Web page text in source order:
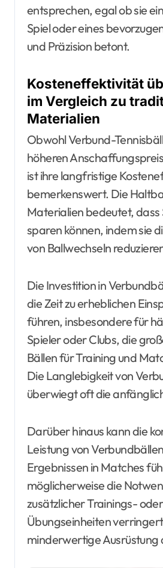
entsprechen, egal ob sie
Spiel oder eines
und Präzision betont.
Kosteneffektivität
im Vergleich zu
Materialien
Obwohl Verbund-
höheren
ist ihre langfristige
bemerkenswert. Die
Materialien bedeutet, dass
sparen können, indem sie
von Ballwechseln
Die Investition in
die Zeit zu erheblichen
führen, insbesondere für
Spieler oder Clubs, die
Bällen für Training und
Die Langlebigkeit von
überwiegt oft die
Darüber hinaus kann die
Leistung von
Ergebnissen in Matches
möglicherweise die
zusätzlicher Trainings- oder
Übungseinheiten
minderwertige Ausrüstung